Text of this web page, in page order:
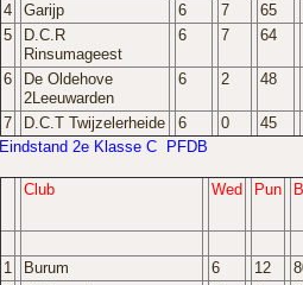
4
Garijp 6 7 65
5
D.C.R
Rinsumageest
6 7 64
6
De Oldehove
2Leeuwarden
6 2 48
7 D.C.T Twijzelerheide 6 0 45
Eindstand 2e Klasse C PFDB
Club Wed Pun
1 Burum 6 12